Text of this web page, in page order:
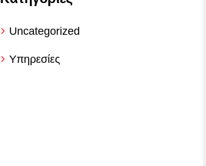
Uncategorized
Υπηρεσίες